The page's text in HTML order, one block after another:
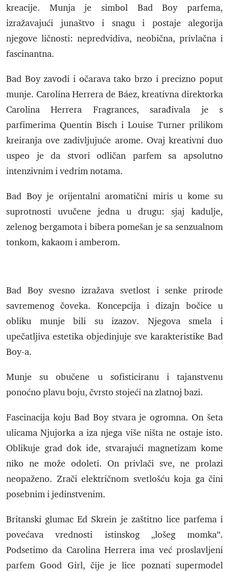
kreacije. Munja je simbol Bad Boy parfema,
izražavajući junaštvo i snagu i postaje alegorija
njegove ličnosti: nepredvidiva, neobična, privlačna i
fascinantna.
Bad Boy zavodi i očarava tako brzo i precizno poput
munje. Carolina Herrera de Báez, kreativna direktorka
Carolina Herrera Fragrances, sarađivala je s
parfimerima Quentin Bisch i Louise Turner prilikom
kreiranja ove zadivljujuće arome. Ovaj kreativni duo
uspeo je da stvori odličan parfem sa apsolutno
intenzivnim i vedrim notama.
Bad Boy je orijentalni aromatični miris u kome su
suprotnosti uvučene jedna u drugu: sjaj kadulje,
zelenog bergamota i bibera pomešan je sa senzualnom
tonkom, kakaom i amberom.
Bad Boy svesno izražava svetlost i senke prirode
savremenog čoveka. Koncepcija i dizajn bočice u
obliku munje bili su izazov. Njegova smela i
upečatljiva estetika objedinjuje sve karakteristike Bad
Boy-a.
Munje su obučene u sofisticiranu i tajanstvenu
ponoćno plavu boju, čvrsto stojeći na zlatnoj bazi.
Fascinacija koju Bad Boy stvara je ogromna. On šeta
ulicama Njujorka a iza njega više ništa ne ostaje isto.
Oblikuje grad dok ide, stvarajući magnetizam kome
niko ne može odoleti. On privlači sve, ne prolazi
neopaženo. Zrači električnom svetlošću koja ga čini
posebnim i jedinstvenim.
Britanski glumac Ed Skrein je zaštitno lice parfema i
povećava vrednosti istinskog „lošeg momka“.
Podsetimo da Carolina Herrera ima već proslavljeni
parfem Good Girl, čije je lice poznati supermodel